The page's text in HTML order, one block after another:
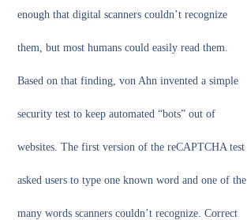
enough that digital scanners couldn’t recognize
them, but most humans could easily read them.
Based on that finding, von Ahn invented a simple
security test to keep automated “bots” out of
websites. The first version of the reCAPTCHA test
asked users to type one known word and one of the
many words scanners couldn’t recognize. Correct